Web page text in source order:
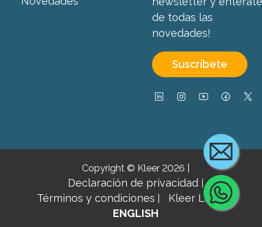
de todas las
novedades!
Suscríbete
Copyright © Kleer 2026
Declaración de privacidad
Términos y condiciones Kleer Lab ↗ |
ENGLISH